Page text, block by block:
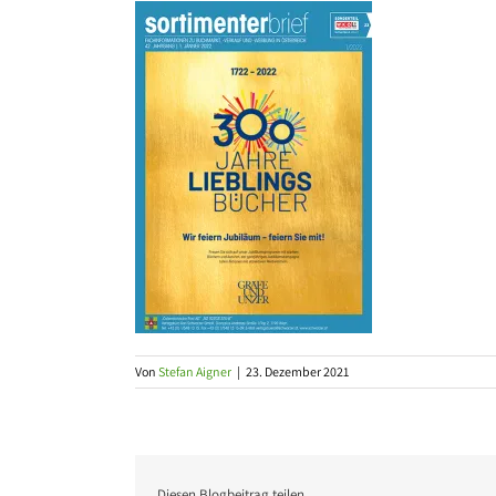
Von Stefan Aigner | 23. Dezember 2021